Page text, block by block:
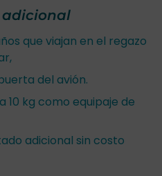
adicional
que viajan en el regazo
del avión.
10 kg como equipaje de
adicional sin costo